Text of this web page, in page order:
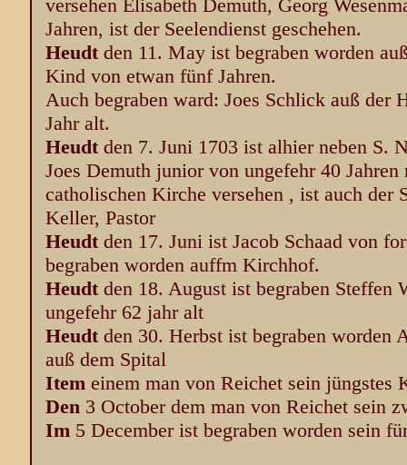
versehen Elisabeth Demuth, Georg
Jahren, ist der Seelendienst geschehen.
Heudt den 11. May ist begraben worden
Kind von etwan fünf Jahren.
Auch begraben ward: Joes Schlick auß der
Jahr alt.
Heudt den 7. Juni 1703 ist alhier neben S.
Joes Demuth junior von ungefehr 40
catholischen Kirche versehen , ist auch der
Keller, Pastor
Heudt den 17. Juni ist Jacob Schaad von
begraben worden auffm Kirchhof.
Heudt den 18. August ist begraben Steffen
ungefehr 62 jahr alt
Heudt den 30. Herbst ist begraben worden
auß dem Spital
Item einem man von Reichet sein jüngstes
Den 3 October dem man von Reichet sein
Im 5 December ist begraben worden sein